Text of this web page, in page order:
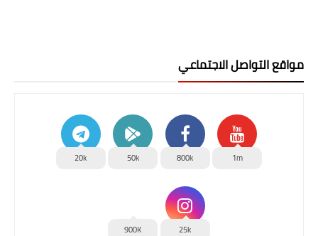
مواقع التواصل الاجتماعي
1m
800k
50k
20k
25k
900K